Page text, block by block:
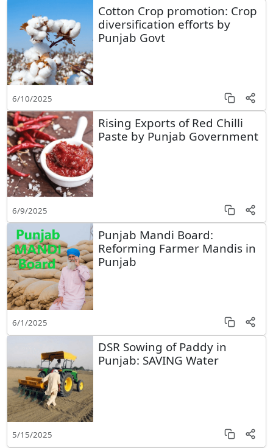
Cotton Crop promotion: Crop
diversification efforts by
Punjab Govt
6/10/2025
Rising Exports of Red Chilli
Paste by Punjab Government
6/9/2025
Punjab Mandi Board:
Reforming Farmer Mandis in
Punjab
6/1/2025
DSR Sowing of Paddy in
Punjab: SAVING Water
5/15/2025